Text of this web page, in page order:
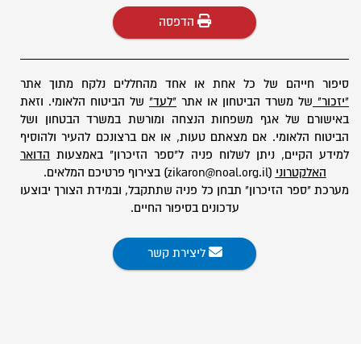
הדפסה
סיפור חייהם של כל אחת או אחד מהחללים נלקח מתוך אתר
"יזכור" של משרד הביטחון או אתר "לעד" של הביטוח הלאומי. וזאת
באישורם של אגף משפחות הנצחה ומורשת במשרד הבטחון ושל
הביטוח הלאומי. אם מצאתם טעות, או אם ברצונכם להעיר ולהוסיף
למידע הקיים, ניתן לשלוח פניה ל"ספר הזיכרון" באמצעות הדואר
האלקטרוני (zikaron@noal.org.il) בצירוף פרטיכם המלאים.
מערכת "ספר הזיכרון" תבחן כל פניה שתתקבל, ובמידת הצורך יבוצעו
עדכונים בסיפור החיים.
ליצירת קשר